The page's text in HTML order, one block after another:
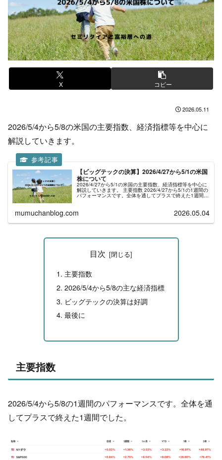
X コピー
2026.05.11
2026/5/4から5/8の米国の主要指数、経済指標等を中心に
解説していきます。
【ビッグテックの決算】2026/4/27から5/1の米国
株について
2026/4/27から5/1の米国の主要指数、経済指標等を中心に
解説していきます。 主要指数 2026/4/27から5/1の1週間の
パフォーマンスです。全体を通してプラスで終えた1週間で
mumuchanblog.com 2026.05.04
目次
主要指数
2026/5/4から5/8の主な経済指標
ビッグテックの決算は好調
最後に
主要指数
2026/5/4から5/8の1週間のパフォーマンスです。全体を通
してプラスで終えた1週間でした。